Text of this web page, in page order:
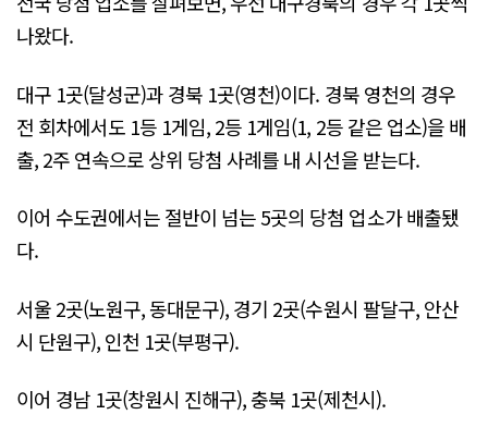
나왔다.
대구 1곳(달성군)과 경북 1곳(영천)이다. 경북 영천의 경우
전 회차에서도 1등 1게임, 2등 1게임(1, 2등 같은 업소)을 배
출, 2주 연속으로 상위 당첨 사례를 내 시선을 받는다.
이어 수도권에서는 절반이 넘는 5곳의 당첨 업소가 배출됐
다.
서울 2곳(노원구, 동대문구), 경기 2곳(수원시 팔달구, 안산
시 단원구), 인천 1곳(부평구).
이어 경남 1곳(창원시 진해구), 충북 1곳(제천시).